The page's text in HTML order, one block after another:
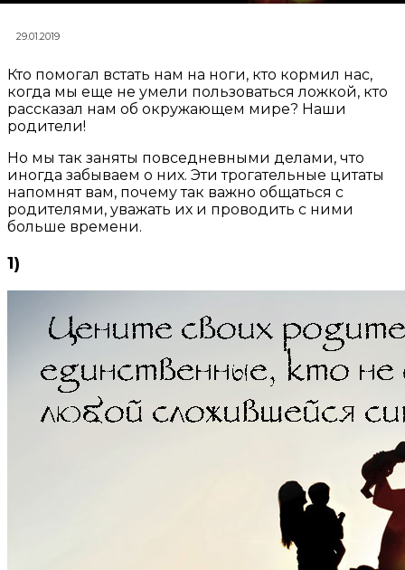
29.01.2019
Кто помогал встать нам на ноги, кто кормил нас,
когда мы еще не умели пользоваться ложкой, кто
рассказал нам об окружающем мире? Наши
родители!
Но мы так заняты повседневными делами, что
иногда забываем о них. Эти трогательные цитаты
напомнят вам, почему так важно общаться с
родителями, уважать их и проводить с ними
больше времени.
1)